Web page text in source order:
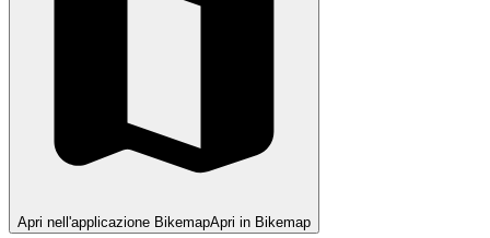
Apri nell'applicazione BikemapApri in Bikemap